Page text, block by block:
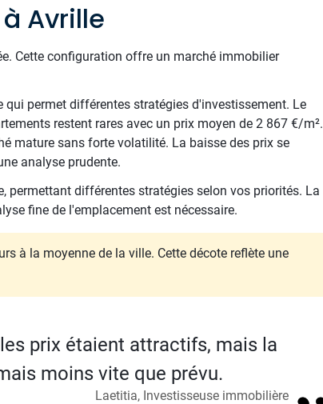
Avrille
Cette configuration offre un marché immobilier
permet différentes stratégies d'investissement. Le
restent rares avec un prix moyen de 2 867 €/m².
mature sans forte volatilité. La baisse des prix se
analyse prudente.
permettant différentes stratégies selon vos priorités. La
fine de l'emplacement est nécessaire.
à la moyenne de la ville. Cette décote reflète une
prix étaient attractifs, mais la
moins vite que prévu.
Laetitia, Investisseuse immobilière